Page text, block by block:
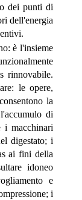
dei punti di
dell'energia
è l'insieme
rinnovabile.
le opere,
la
di
i macchinari
digestato; i
ai fini della
idoneo
e
i